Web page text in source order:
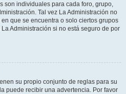
son individuales para cada foro, grupo,
Tal vez La Administración no
que se encuentra o solo ciertos grupos
Administración si no está seguro de por
su propio conjunto de reglas para su
puede recibir una advertencia. Por favor